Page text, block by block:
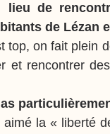
de
de Lézan
top, on fait plein
et rencontrer
as
aimé la « liberté